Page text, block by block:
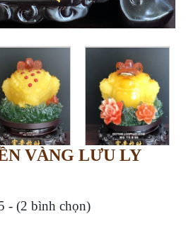
VÀNG LƯU LY
- (2 bình chọn)